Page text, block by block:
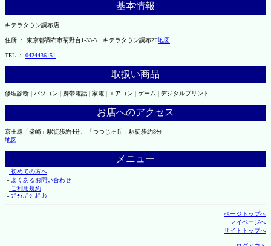
基本情報
キテラタウン調布店
住所 ： 東京都調布市菊野台1-33-3 キテラタウン調布2F地図
TEL ： 0424436151
取扱い商品
修理診断 | パソコン | 携帯電話 | 家電 | エアコン | ゲーム | デジタルプリント
お店へのアクセス
京王線「柴崎」駅徒歩約4分、「つつじヶ丘」駅徒歩約8分
地図
メニュー
├初めての方へ
├ よくあるお問い合わせ
├ご利用規約
└ﾌﾟﾗｲﾊﾞｼｰﾎﾟﾘｼｰ
ページトップへ
マイページへ
サイトトップへ